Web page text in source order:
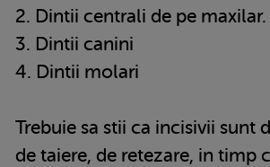
2. Dintii centrali de pe maxilar.
3. Dintii canini
4. Dintii molari
Trebuie sa stii ca incisivii sunt
de taiere, de retezare, in timp